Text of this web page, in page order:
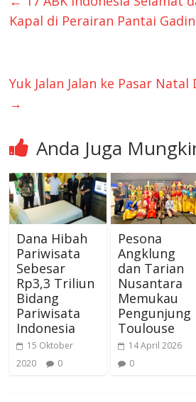
Kapal di Perairan Pantai
Yuk Jalan Jalan ke Pasar
→
Anda Juga
Dana Hibah
Pariwisata
Sebesar
Rp3,3 Triliun
Bidang
Pariwisata
Indonesia
15 Oktober
2020
0
Pesona
Angklung
dan Tarian
Nusantara
Memukau
Pengunjung
Toulouse
14 April 2026
0